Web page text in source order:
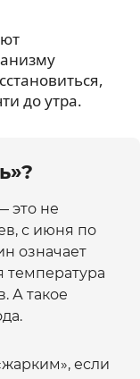
до утра.
это не
с июня по
означает
температура
А такое
если